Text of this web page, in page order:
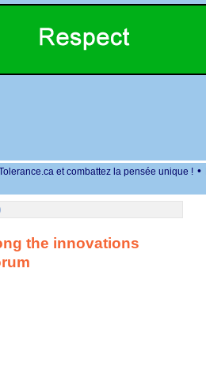
et combattez la pensée unique ! •
the innovations